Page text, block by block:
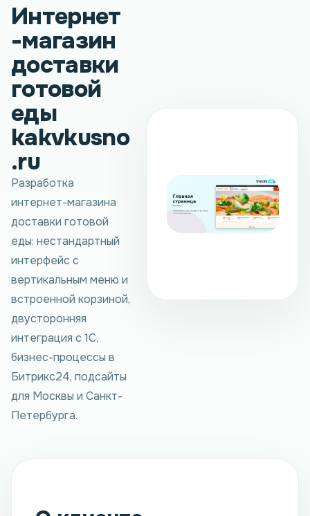
Интернет
-магазин
доставки
готовой
еды
kakvkusno
.ru
Разработка
интернет-магазина
доставки готовой
еды: нестандартный
интерфейс с
вертикальным меню и
встроенной корзиной,
двусторонняя
интеграция с 1С,
бизнес-процессы в
Битрикс24, подсайты
для Москвы и Санкт-
Петербурга.